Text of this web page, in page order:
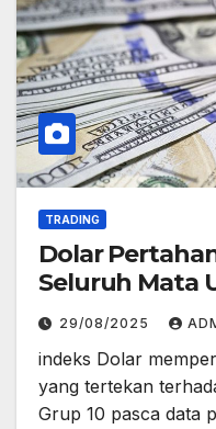
TRADING
Dolar
Seluruh Mata
29/08/2025
indeks Dolar
yang tertekan
Grup 10 pasca data